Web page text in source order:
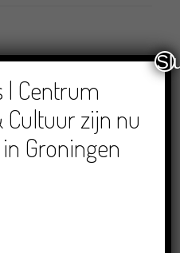
Centrum
Cultuur zijn nu
Groningen